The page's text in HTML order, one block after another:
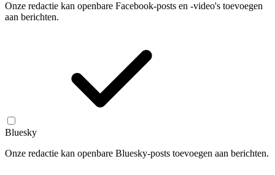
Onze redactie kan openbare Facebook-posts en -video's toevoegen
aan berichten.
Bluesky
Onze redactie kan openbare Bluesky-posts toevoegen aan berichten.